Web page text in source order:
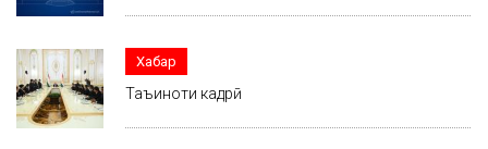
Хабар
Таъиноти кадрӣ